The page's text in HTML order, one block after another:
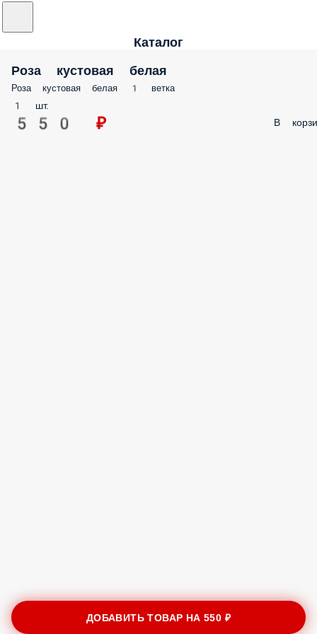
Каталог
Роза кустовая белая
Роза кустовая белая 1 ветка
1 шт.
550 ₽ В
ДОБАВИТЬ ТОВАР НА550 ₽